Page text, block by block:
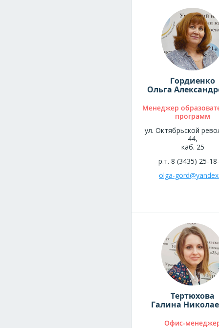
Гордиенко
Ольга
Менеджер
программ
ул. Октябрьской
44,
каб. 25
р.т. 8 (3435) 25-
olga-
Тертюхова
Галина
Офис-